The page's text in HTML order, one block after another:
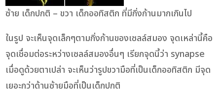
ซ้าย เด็กปกติ – ขวา เด็กออทิสติก ที่มีกิ่งก้านมากเกินไป
ในรูป จะเห็นจุดเล็กๆตามกิ่งก้านของเซลล์สมอง จุดเหล่านี้คือ
จุดเชื่อมต่อระหว่างเซลล์สมองอื่นๆ เรียกจุดนี้ว่า synapse
เมื่อดูด้วยตาเปล่า จะเห็นว่ารูปขวามือที่เป็นเด็กออทิสติก มีจุด
เยอะกว่าด้านซ้ายมือที่เป็นเด็กปกติ